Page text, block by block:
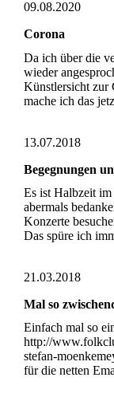
09.08.2020
Corona
Da ich über die
wieder
Künstlersicht zur
mache ich das
13.07.2018
Begegnungen
Es ist Halbzeit
abermals
Konzerte
Das spüre ich
21.03.2018
Mal so
Einfach mal so
http://
stefan-
für die netten